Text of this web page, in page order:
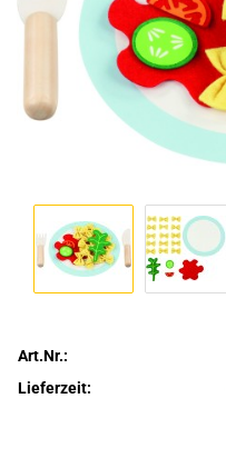
Art.Nr.:
Lieferzeit: